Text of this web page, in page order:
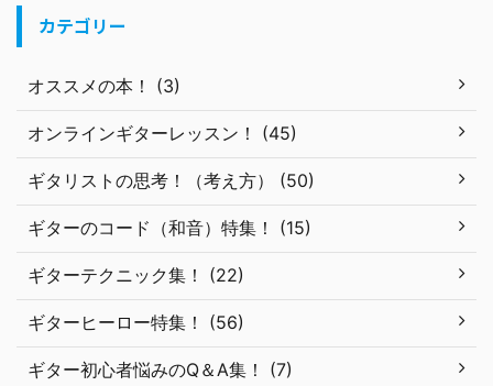
カテゴリー
オススメの本！ (3)
オンラインギターレッスン！ (45)
ギタリストの思考！（考え方） (50)
ギターのコード（和音）特集！ (15)
ギターテクニック集！ (22)
ギターヒーロー特集！ (56)
ギター初心者悩みのQ＆A集！ (7)